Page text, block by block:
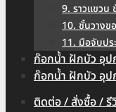
9. ราวแขวน
10. ชั้นวาง
11. มือจับป
ก๊อกน้ำ ฝักบัว อุ
ก๊อกน้ำ ฝักบัว อุป
ติดต่อ / สั่งซื้อ / รี